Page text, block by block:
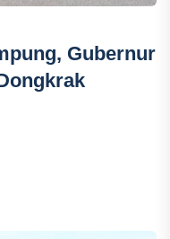
Gubernur